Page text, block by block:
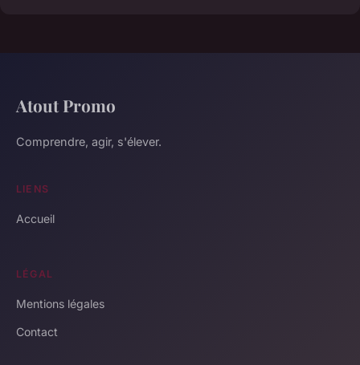
Atout Promo
Comprendre, agir, s'élever.
LIENS
Accueil
LÉGAL
Mentions légales
Contact